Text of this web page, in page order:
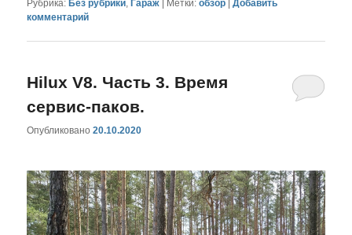
Рубрика: Без рубрики ,Гараж | Метки: обзор |Добавить
комментарий
Hilux V8. Часть 3. Время
сервис-паков.
Опубликовано20.10.2020